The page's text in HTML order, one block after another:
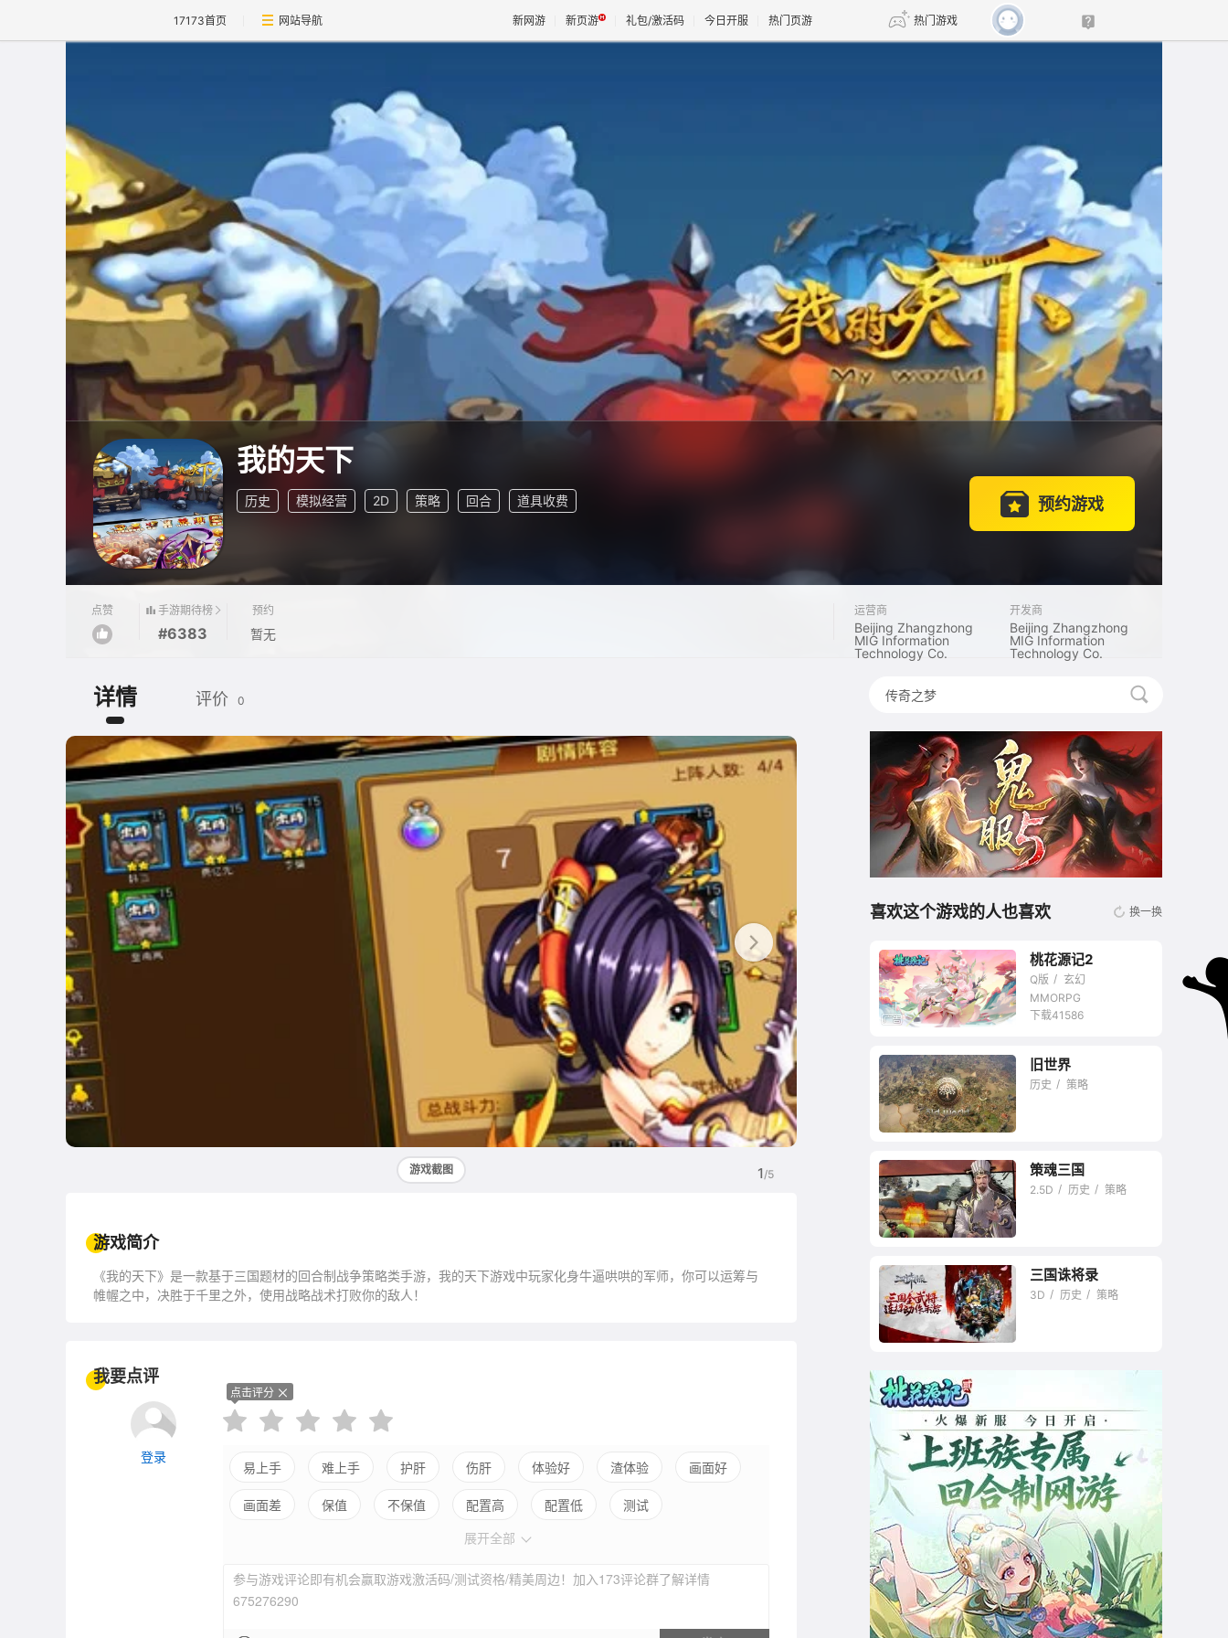
17173首页 网站导航 新网游 新页游 礼包/激活码 今日开服 热门页游 热门游戏
王权与自由 诛仙世界
我的天下
历史 模拟经营 2D 策略 回合 道具收费 预约游戏
点赞 手游期待榜
#6383
预约
暂无
运营商
Beijing Zhangzhong
MIG Information
Technology Co.
开发商
Beijing Zhangzhong
MIG Information
Technology Co.
详情 评价 0
1/5
游戏截图
游戏简介
《我的天下》是一款基于三国题材的回合制战争策略类手游，我的天下游戏中玩家化身牛逼哄哄的军师，你可以运筹与
帷幄之中，决胜于千里之外，使用战略战术打败你的敌人！
我要点评
登录
点击评分
易上手 难上手 护肝 伤肝 体验好 渣体验 画面好
画面差 保值 不保值 配置高 配置低
测试
展开全部
参与游戏评论即有机会赢取游戏激活码/测试资格/精美周边！加入173评论群了解详情
675276290
喜欢这个游戏的人也喜欢 换一换
无商城开放交易回合
网游
桃花源记2
Q版
玄幻
MMORPG
下载41586
站在文明肩膀上更进
一步
旧世界
历史 策略
策魂三国
2.5D 历史 策略
三国诛将录
3D 历史 策略